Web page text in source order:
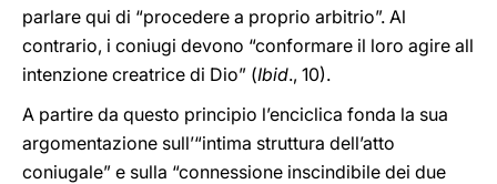
parlare qui di “procedere a proprio arbitrio”. Al
contrario, i coniugi devono “conformare il loro agire all
intenzione creatrice di Dio” (Ibid., 10).
A partire da questo principio l’enciclica fonda la sua
argomentazione sull’“intima struttura dell’atto
coniugale” e sulla “connessione inscindibile dei due